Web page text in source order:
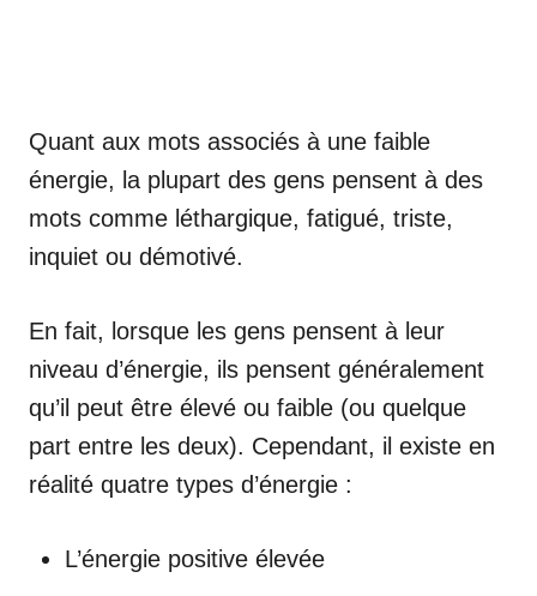
Quant aux mots associés à une faible
énergie, la plupart des gens pensent à des
mots comme léthargique, fatigué, triste,
inquiet ou démotivé.
En fait, lorsque les gens pensent à leur
niveau d’énergie, ils pensent généralement
qu’il peut être élevé ou faible (ou quelque
part entre les deux). Cependant, il existe en
réalité quatre types d’énergie :
L’énergie positive élevée